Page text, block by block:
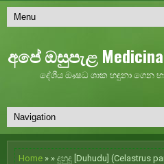
අපේ ඔසුපැළ
දේශීය ඖෂධ ශාක හඳුනා ගෙන
Home » » දුහුදු [Duhudu] (Celastrus